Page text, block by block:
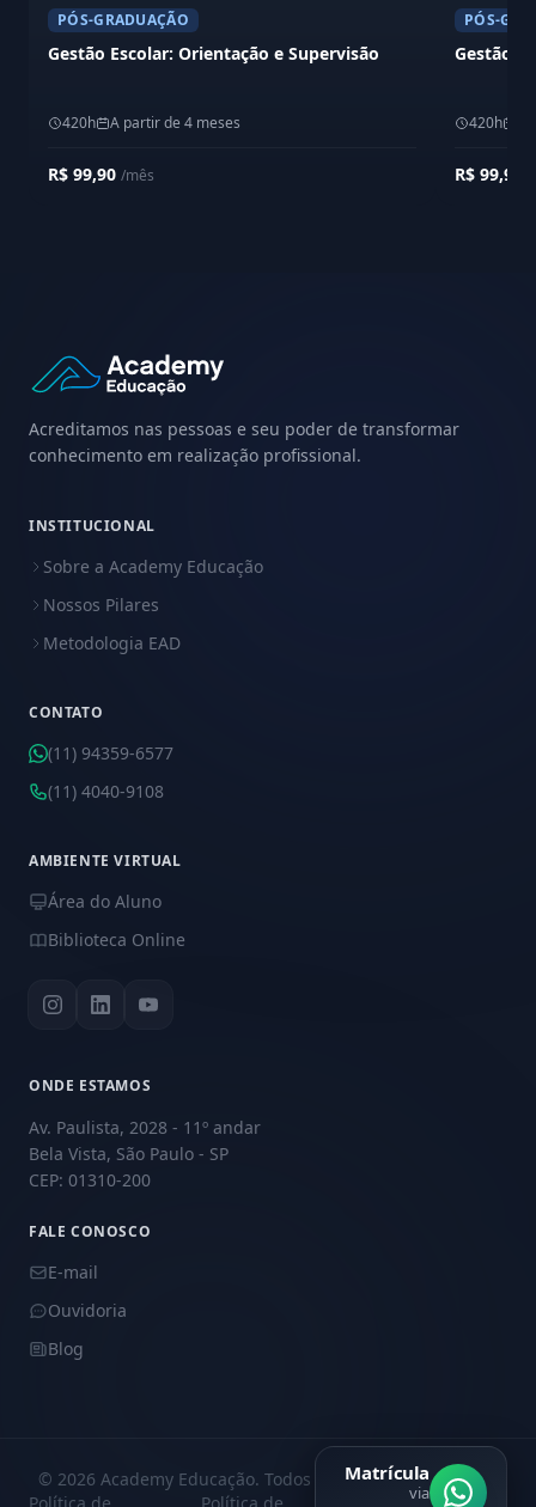
PÓS-GRADUAÇÃO
Gestão Escolar: Orientação e Supervisão
420h A partir de 4 meses
R$ 99,90 /mês
PÓS-
Gestão
420h
R$ 99,90
Acreditamos nas pessoas e seu poder de transformar
conhecimento em realização profissional.
INSTITUCIONAL
Sobre a Academy Educação
Nossos Pilares
Metodologia EAD
CONTATO
(11) 94359-6577
(11) 4040-9108
AMBIENTE VIRTUAL
Área do Aluno
Biblioteca Online
ONDE ESTAMOS
Av. Paulista, 2028 - 11º andar
Bela Vista, São Paulo - SP
CEP: 01310-200
FALE CONOSCO
E-mail
Ouvidoria
Blog
© 2026 Academy Educação. Todos os direitos reservados.
Matrícula
via